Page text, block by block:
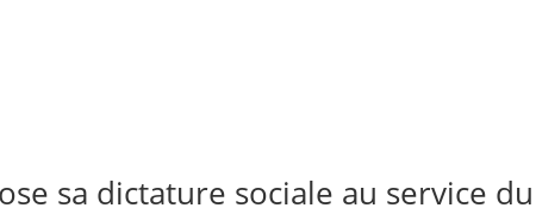
sa dictature sociale au service du